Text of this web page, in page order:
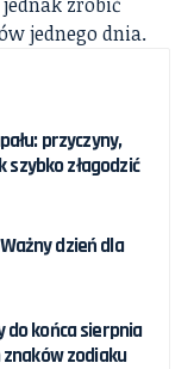
jednego dnia.
przyczyny,
szybko złagodzić
dzień dla
końca sierpnia
zodiaku